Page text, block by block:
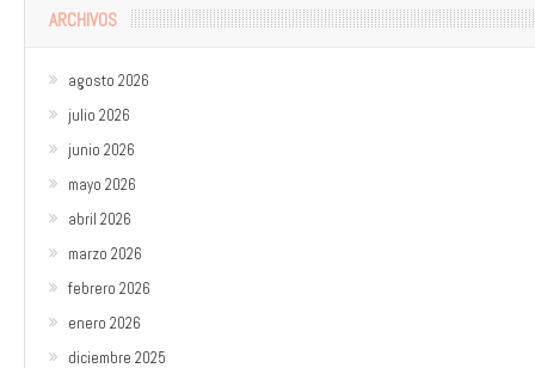
ARCHIVOS
agosto 2026
julio 2026
junio 2026
mayo 2026
abril 2026
marzo 2026
febrero 2026
enero 2026
diciembre 2025